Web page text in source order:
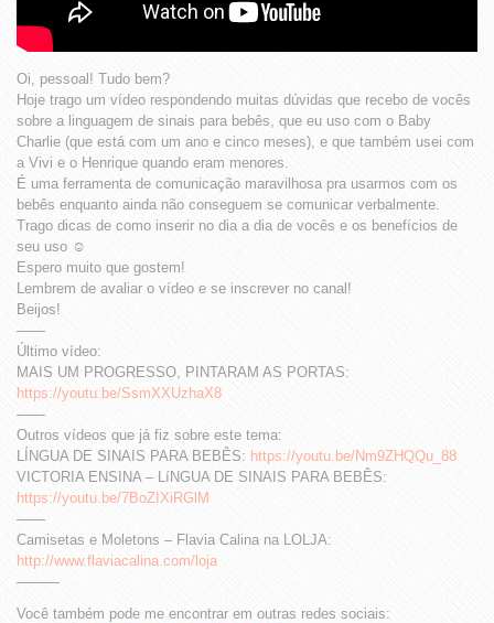
Oi, pessoal! Tudo bem?
Hoje trago um vídeo respondendo muitas dúvidas que recebo de vocês
sobre a linguagem de sinais para bebês, que eu uso com o Baby
Charlie (que está com um ano e cinco meses), e que também usei com
a Vivi e o Henrique quando eram menores.
É uma ferramenta de comunicação maravilhosa pra usarmos com os
bebês enquanto ainda não conseguem se comunicar verbalmente.
Trago dicas de como inserir no dia a dia de vocês e os benefícios de
seu uso ☺️
Espero muito que gostem!
Lembrem de avaliar o vídeo e se inscrever no canal!
Beijos!
——
Último vídeo:
MAIS UM PROGRESSO, PINTARAM AS PORTAS:
https://youtu.be/SsmXXUzhaX8
——
Outros vídeos que já fiz sobre este tema:
LÍNGUA DE SINAIS PARA BEBÊS: https://youtu.be/Nm9ZHQQu_88
VICTORIA ENSINA – LíNGUA DE SINAIS PARA BEBÊS:
https://youtu.be/7BoZIXiRGlM
——
Camisetas e Moletons – Flavia Calina na LOLJA:
http://www.flaviacalina.com/loja
———
Você também pode me encontrar em outras redes sociais: